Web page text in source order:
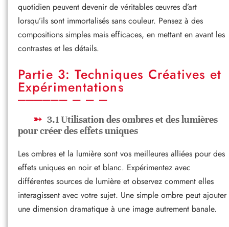
quotidien peuvent devenir de véritables œuvres d’art
lorsqu’ils sont immortalisés sans couleur. Pensez à des
compositions simples mais efficaces, en mettant en avant les
contrastes et les détails.
Partie 3: Techniques Créatives et
Expérimentations
3.1 Utilisation des ombres et des lumières
pour créer des effets uniques
Les ombres et la lumière sont vos meilleures alliées pour des
effets uniques en noir et blanc. Expérimentez avec
différentes sources de lumière et observez comment elles
interagissent avec votre sujet. Une simple ombre peut ajouter
une dimension dramatique à une image autrement banale.